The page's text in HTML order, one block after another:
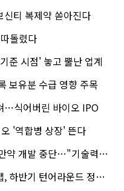
티 복제약 쏟아진다
돌렸다
준 시점' 놓고 뿔난 업계
보유분 수급 영향 주목
…식어버린 바이오 IPO
'역합병 상장' 뜬다
발 중단…"기술력 문제 아냐"
반기 턴어라운드 정조준